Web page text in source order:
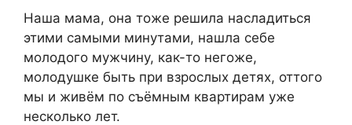
Наша мама, она тоже решила насладиться
этими самыми минутами, нашла себе
молодого мужчину, как-то негоже,
молодушке быть при взрослых детях, оттого
мы и живём по съёмным квартирам уже
несколько лет.